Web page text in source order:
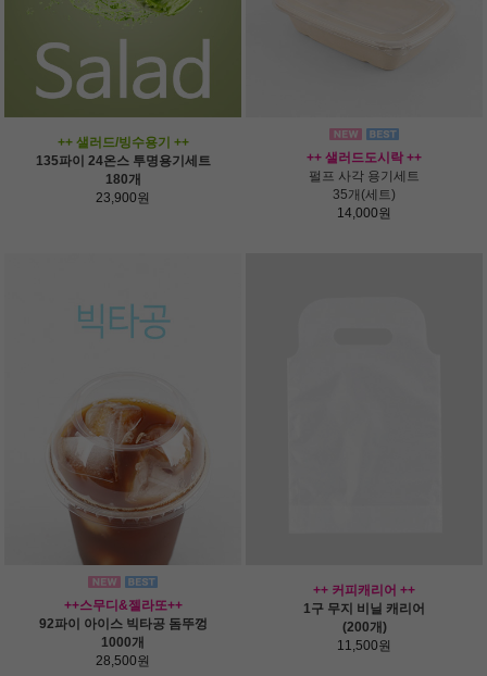
++ 샐러드/빙수용기 ++
135파이 24온스 투명용기세트
180개
23,900원
++ 샐러드도시락 ++
펄프 사각 용기세트
35개(세트)
14,000원
++스무디&젤라또++
92파이 아이스 빅타공 돔뚜껑
1000개
28,500원
++ 커피캐리어 ++
1구 무지 비닐 캐리어
(200개)
11,500원